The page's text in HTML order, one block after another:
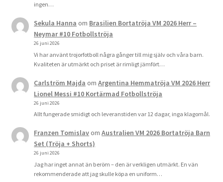
ingen…
Sekula Hanna om Brasilien Bortatröja VM 2026 Herr –
Neymar #10 Fotbollströja
26 juni 2026
Vi har använt trojorfotboll några gånger till mig själv och våra barn.
Kvaliteten är utmärkt och priset är rimligt jämfört…
Carlström Majda omArgentina Hemmatröja VM 2026 Herr
Lionel Messi #10 Kortärmad Fotbollströja
26 juni 2026
Allt fungerade smidigt och leveranstiden var 12 dagar, inga klagomål.
Franzen TomislavomAustralien VM 2026 Bortatröja Barn
Set (Tröja + Shorts)
26 juni 2026
Jag har inget annat än beröm – den är verkligen utmärkt. En vän
rekommenderade att jag skulle köpa en uniform…